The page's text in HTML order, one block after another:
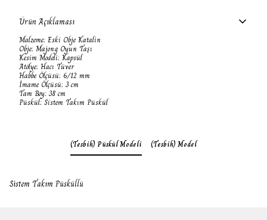
Ürün Açıklaması
Malzeme: Eski Obje Katalin
Obje: Majong Oyun Taşı
Kesim Modeli: Kapsül
Atölye: Hacı Tüver
Habbe Ölçüsü: 6/12 mm
İmame Ölçüsü: 3 cm
Tam Boy: 38 cm
Püskül: Sistem Takım Püskül
(Tesbih) Püskül Modeli (Tesbih) Model
Sistem Takım Püsküllü